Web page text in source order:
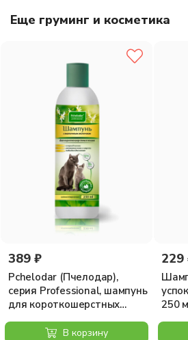
антибактериальный эффект,
патогенной микрофлоры.
Порядок применения: перед
волосяной покров животного
водой, а затем наносят необходимое
слегка втирая и распределяя его по
животного до образования пены.
тщательно смывают теплой водой,
высушивают.
Состав: вода подготовленная,
лаурилсульфат натрия
кокоамфоацетат+натрий
кокамидопропилбетаин,
экстракт алоэ вера, глицерет-2-кокоат,
гидрогенизированное касторовое
поликватерниум-7, экстракт
гидроксид натрия/калия, трилон Б,
бензилового спирта, отдушка
Еще груминг и косметика
389 ₽
Pchelodar (Пчелодар),
серия Professional, шампунь
для короткошерстных
кошек с маточным
молочком, 250 мл
В корзину
229
250